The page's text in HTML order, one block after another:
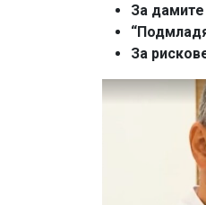
За
За